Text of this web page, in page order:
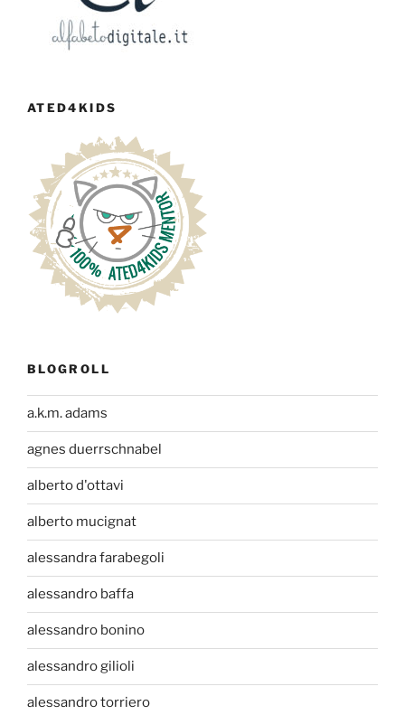
ATED4KIDS
BLOGROLL
a.k.m. adams
agnes duerrschnabel
alberto d'ottavi
alberto mucignat
alessandra farabegoli
alessandro baffa
alessandro bonino
alessandro gilioli
alessandro torriero